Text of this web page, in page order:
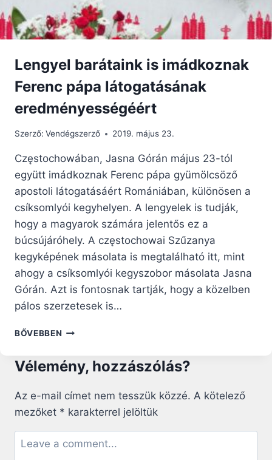
Lengyel barátaink is imádkoznak
Ferenc pápa látogatásának
eredményességéért
Szerző: Vendégszerző 2019. május 23.
Częstochowában, Jasna Górán május 23-tól
együtt imádkoznak Ferenc pápa gyümölcsöző
apostoli látogatásáért Romániában, különösen a
csíksomlyói kegyhelyen. A lengyelek is tudják,
hogy a magyarok számára jelentős ez a
búcsújáróhely. A częstochowai Szűzanya
kegyképének másolata is megtalálható itt, mint
ahogy a csíksomlyói kegyszobor másolata Jasna
Górán. Azt is fontosnak tartják, hogy a közelben
pálos szerzetesek is…
BŐVEBBEN LENGYEL
IMÁDKOZNAK
PÁPA
LÁTOGATÁSÁNAK
EREDMÉNYESSÉGÉÉRT
Vélemény, hozzászólás?
Az e-mail címet nem tesszük közzé. A kötelező
mezőket * karakterrel jelöltük